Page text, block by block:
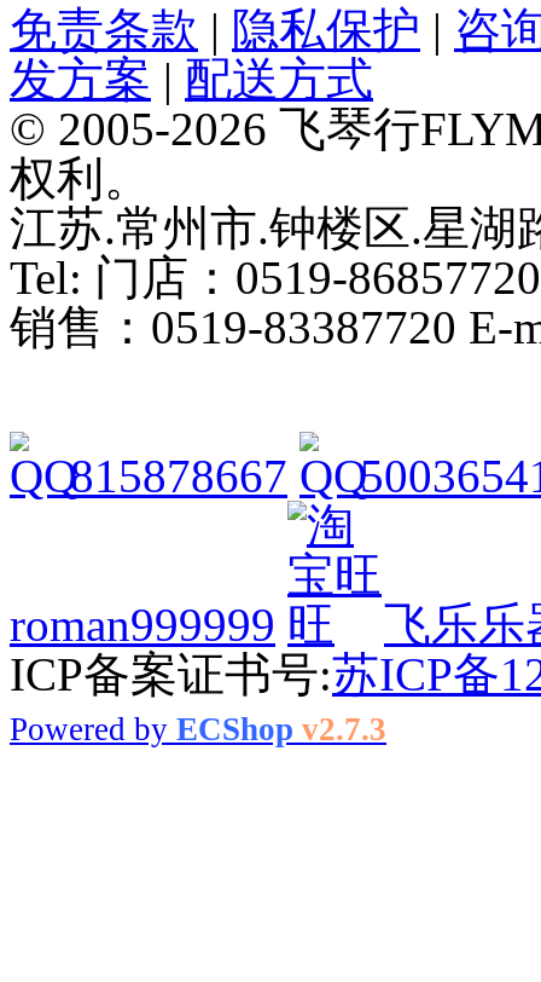
免责条款 | 隐私保护 | 咨
发方案 | 配送方式
© 2005-2026 飞琴行
权利。
江苏.常州市.钟楼区.星湖
Tel: 门店：0519-86857720
销售：0519-83387720 E-
815878667
roman999999
飞乐乐
ICP备案证书号:苏ICP备
Powered by ECShop v2.7.3